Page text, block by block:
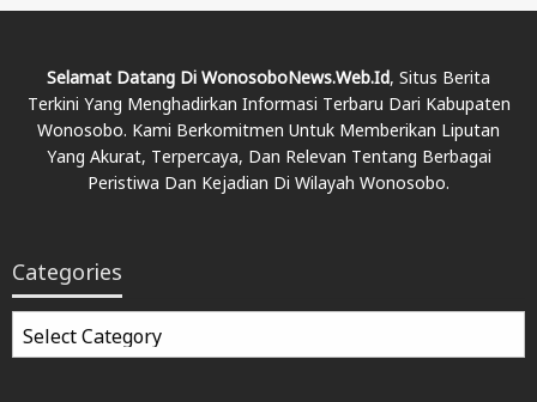
Selamat Datang Di WonosoboNews.web.id, Situs Berita
Terkini Yang Menghadirkan Informasi Terbaru Dari Kabupaten
Wonosobo. Kami Berkomitmen Untuk Memberikan Liputan
Yang Akurat, Terpercaya, Dan Relevan Tentang Berbagai
Peristiwa Dan Kejadian Di Wilayah Wonosobo.
Categories
Categories